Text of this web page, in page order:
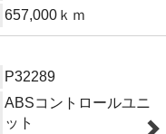
657,000ｋｍ
P32289
ABSコントロールユニ
ット